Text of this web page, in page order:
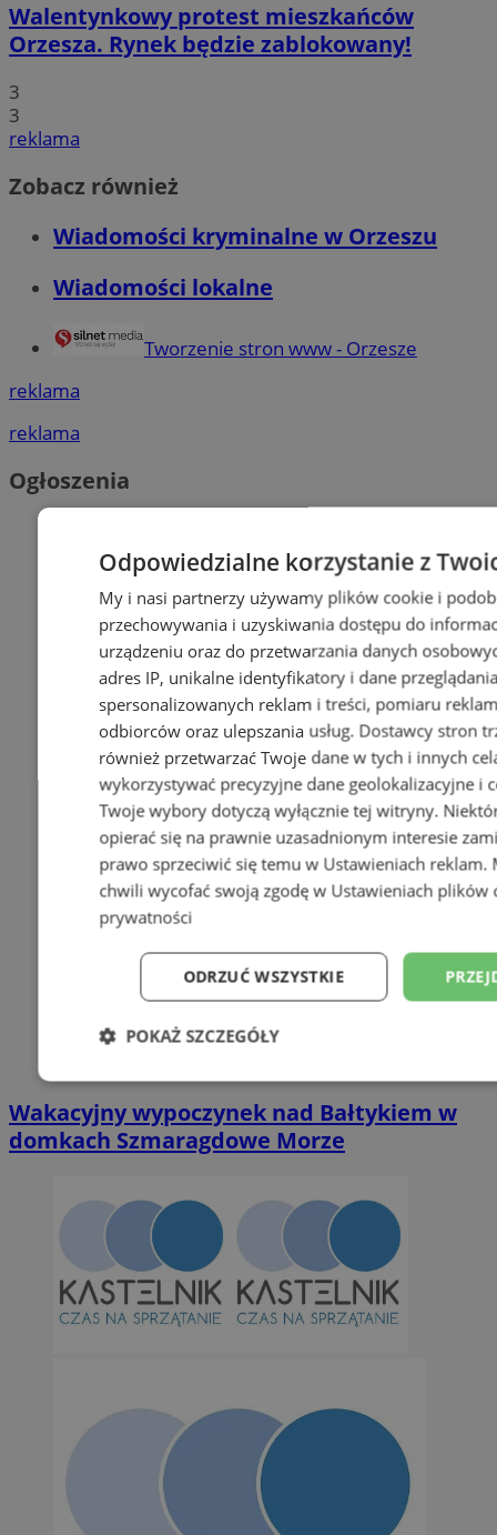
Walentynkowy protest mieszkańców
Orzesza. Rynek będzie zablokowany!
3
3
reklama
Zobacz również
Wiadomości kryminalne w Orzeszu
Wiadomości lokalne
Tworzenie stron www - Orzesze
reklama
reklama
Ogłoszenia
Wakacyjny wypoczynek nad Bałtykiem w
domkach Szmaragdowe Morze
Odpowiedzialne korzystanie z
My i nasi partnerzy używamy plików cookie i
przechowywania i uzyskiwania dostępu do
urządzeniu oraz do przetwarzania danych
adres IP, unikalne identyfikatory i dane
spersonalizowanych reklam i treści, pomiaru
odbiorców oraz ulepszania usług. Dostawcy stron
również przetwarzać Twoje dane w tych i innych
wykorzystywać precyzyjne dane geolokalizacyjne i
Twoje wybory dotyczą wyłącznie tej witryny.
opierać się na prawnie uzasadnionym interesie
prawo sprzeciwić się temu w Ustawieniach reklam.
chwili wycofać swoją zgodę w Ustawieniach plików
prywatności
ODRZUĆ WSZYSTKIE
POKAŻ SZCZEGÓŁY
Niezbędne Wydajność
Niezbędne Wydajność Targetowanie